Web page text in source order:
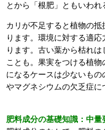
とから「根肥」ともいわれ
カリが不足すると植物の
ります。環境に対する適
ります。古い葉から枯れ
ことも。果実をつける植
になるケースは少ないも
やマグネシウムの欠乏症に
肥料成分の基礎知識：中量